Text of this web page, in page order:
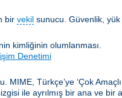
bir vekil sunucu. Güvenlik, yük
kimliğinin olumlanması.
Denetimi
MIME, Türkçe’ye ‘Çok
ile ayrılmış bir ana ve